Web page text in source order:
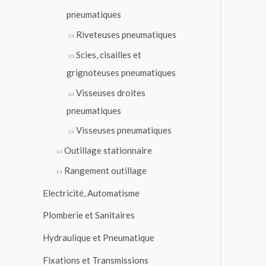
pneumatiques
Riveteuses pneumatiques
Scies, cisailles et
grignoteuses pneumatiques
Visseuses droites
pneumatiques
Visseuses pneumatiques
Outillage stationnaire
Rangement outillage
Electricité, Automatisme
Plomberie et Sanitaires
Hydraulique et Pneumatique
Fixations et Transmissions